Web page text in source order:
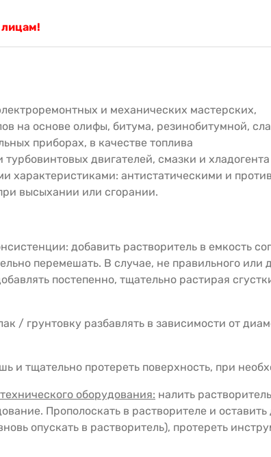
и механических мастерских,
на основе олифы, битума, резинобитумной,
приборах, в качестве топлива
двигателей, смазки и
характеристиками: антистатическими и
высыхании или сгорании.
добавить растворитель в емкость
перемешать. В случае, не правильного или
постепенно, тщательно растирая
/ грунтовку разбавлять в зависимости от
и тщательно протереть поверхность, при
оборудования: налить
Прополоскать в растворителе и
опускать в растворитель), протереть